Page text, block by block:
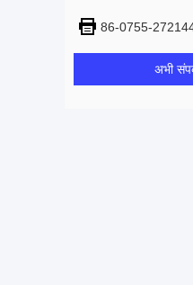
86-0755-
अभी